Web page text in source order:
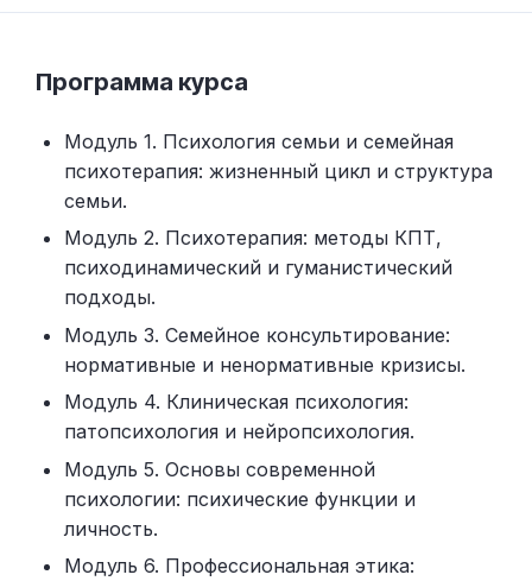
Программа курса
Модуль 1. Психология семьи и семейная
психотерапия: жизненный цикл и структура
семьи.
Модуль 2. Психотерапия: методы КПТ,
психодинамический и гуманистический
подходы.
Модуль 3. Семейное консультирование:
нормативные и ненормативные кризисы.
Модуль 4. Клиническая психология:
патопсихология и нейропсихология.
Модуль 5. Основы современной
психологии: психические функции и
личность.
Модуль 6. Профессиональная этика: